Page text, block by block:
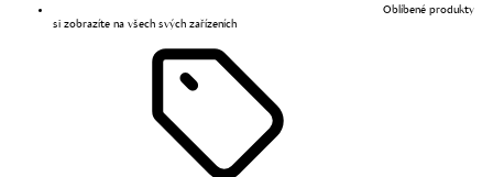
Oblíbené produkty
si zobrazíte na všech svých zařízeních